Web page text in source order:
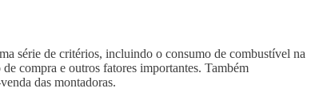
série de critérios, incluindo o consumo de combustível na
compra e outros fatores importantes. Também
das montadoras.